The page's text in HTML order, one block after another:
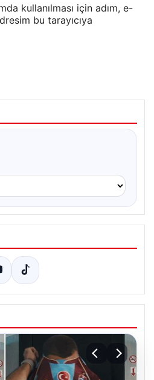
kullanılması için adım, e-
bu tarayıcıya